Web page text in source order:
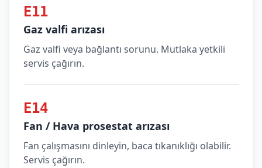
E11
Gaz valfi arızası
Gaz valfi veya bağlantı sorunu. Mutlaka yetkili
servis çağırın.
E14
Fan / Hava prosestat arızası
Fan çalışmasını dinleyin, baca tıkanıklığı olabilir.
Servis çağırın.